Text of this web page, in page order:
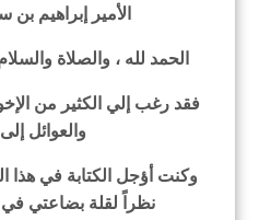
الأمير إبراهيم بن
الحمد لله ، والصلاة
فقد رغب إلي الكثير من
والعوائل
وكنت أؤجل الكتابة في هذا
نظراً لقلة بضاعتي في